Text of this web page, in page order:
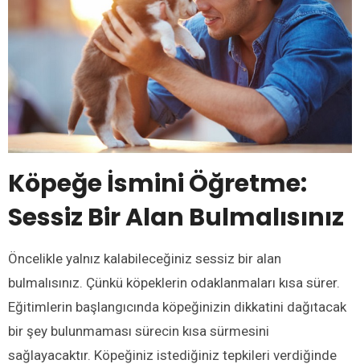
Köpeğe İsmini Öğretme:
Sessiz Bir Alan Bulmalısınız
Öncelikle yalnız kalabileceğiniz sessiz bir alan
bulmalısınız. Çünkü köpeklerin odaklanmaları kısa sürer.
Eğitimlerin başlangıcında köpeğinizin dikkatini dağıtacak
bir şey bulunmaması sürecin kısa sürmesini
sağlayacaktır. Köpeğiniz istediğiniz tepkileri verdiğinde